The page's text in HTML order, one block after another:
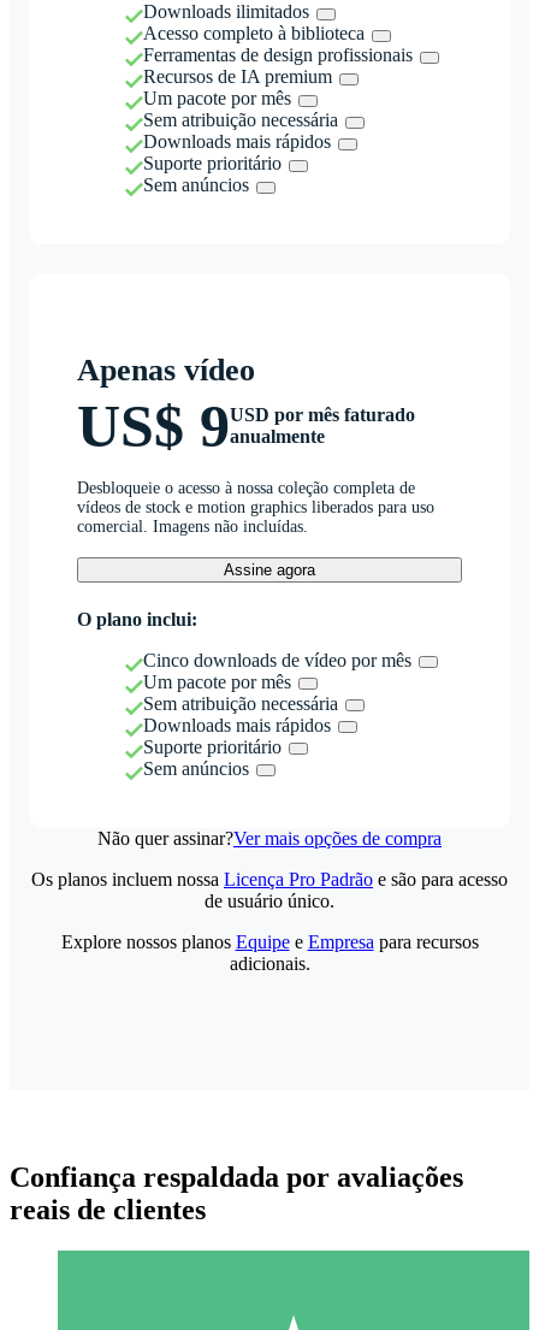
Downloads ilimitados
Acesso completo à biblioteca
Ferramentas de design profissionais
Recursos de IA premium
Um pacote por mês
Sem atribuição necessária
Downloads mais rápidos
Suporte prioritário
Sem anúncios
Apenas vídeo
US$ 9USD por mês faturado
anualmente
Desbloqueie o acesso à nossa coleção completa de
vídeos de stock e motion graphics liberados para uso
comercial. Imagens não incluídas.
Assine agora
O plano inclui:
Cinco downloads de vídeo por mês
Um pacote por mês
Sem atribuição necessária
Downloads mais rápidos
Suporte prioritário
Sem anúncios
Não quer assinar?Ver mais opções de compra
Os planos incluem nossa Licença Pro Padrão e são para acesso
de usuário único.
Explore nossos planos Equipee Empresa para recursos
adicionais.
Confiança respaldada por avaliações
reais de clientes